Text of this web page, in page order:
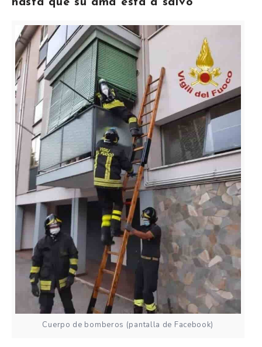
Cuerpo de bomberos (pantalla de Facebook)